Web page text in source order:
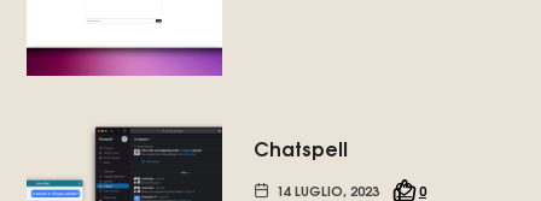
Chatspell
14 LUGLIO, 2023 0